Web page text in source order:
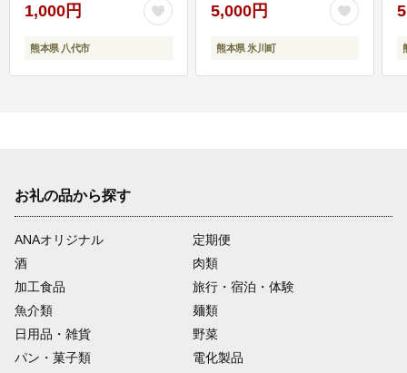
1,000円
熊本県 八代市
5,000円
熊本県 氷川町
お礼の品から探す
ANAオリジナル
定期便
酒
肉類
加工食品
旅行・宿泊・体験
魚介類
麺類
日用品・雑貨
野菜
パン・菓子類
電化製品